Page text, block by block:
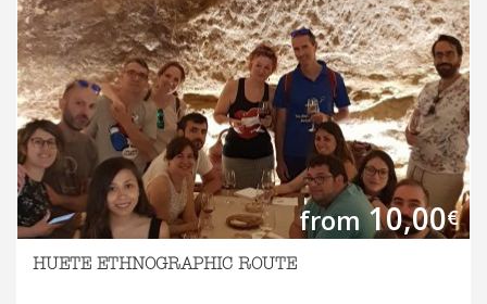
from10,00€
HUETE ETHNOGRAPHIC ROUTE